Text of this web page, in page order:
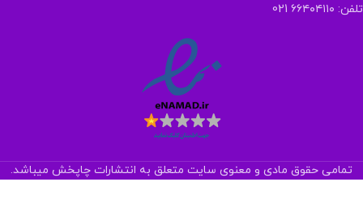
تلفن: ۶۶۴۰۴۱۱۰ 021
تمامی حقوق مادی و معنوی سایت متعلق به انتشارات چاپخش میباشد.